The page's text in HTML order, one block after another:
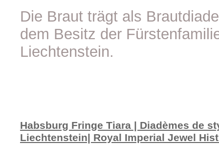
Die Braut trägt als
dem Besitz der
Liechtenstein.
Habsburg Fringe Tiara | Diadèmes de
Liechtenstein| Royal Imperial Jewel